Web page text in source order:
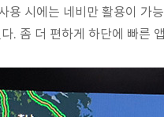
용 시에는 네비만 활용이 가
. 좀 더 편하게 하단에 빠른